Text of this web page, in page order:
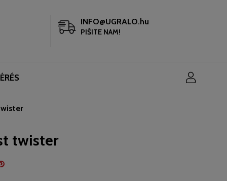
INFO@UGRALO.hu
PIŠITE NAM!
twister